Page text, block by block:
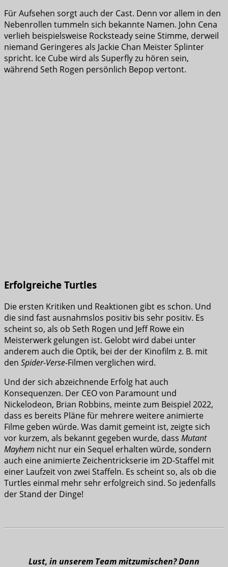
Für Aufsehen sorgt auch der Cast. Denn vor allem in den
Nebenrollen tummeln sich bekannte Namen. John Cena
verlieh beispielsweise Rocksteady seine Stimme, derweil
niemand Geringeres als Jackie Chan Meister Splinter
spricht. Ice Cube wird als Superfly zu hören sein,
während Seth Rogen persönlich Bepop vertont.
Erfolgreiche Turtles
Die ersten Kritiken und Reaktionen gibt es schon. Und
die sind fast ausnahmslos positiv bis sehr positiv. Es
scheint so, als ob Seth Rogen und Jeff Rowe ein
Meisterwerk gelungen ist. Gelobt wird dabei unter
anderem auch die Optik, bei der der Kinofilm z. B. mit
den Spider-Verse-Filmen verglichen wird.
Und der sich abzeichnende Erfolg hat auch
Konsequenzen. Der CEO von Paramount und
Nickelodeon, Brian Robbins, meinte zum Beispiel 2022,
dass es bereits Pläne für mehrere weitere animierte
Filme geben würde. Was damit gemeint ist, zeigte sich
vor kurzem, als bekannt gegeben wurde, dass Mutant
Mayhem nicht nur ein Sequel erhalten würde, sondern
auch eine animierte Zeichentrickserie im 2D-Staffel mit
einer Laufzeit von zwei Staffeln. Es scheint so, als ob die
Turtles einmal mehr sehr erfolgreich sind. So jedenfalls
der Stand der Dinge!
Lust, in unserem Team mitzumischen? Dann